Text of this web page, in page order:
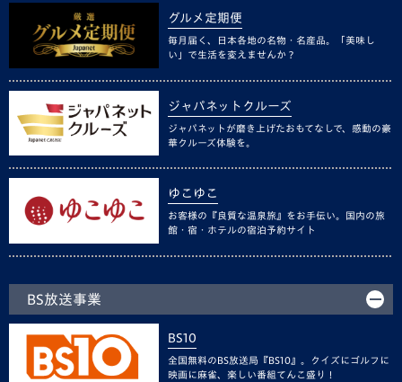
グルメ定期便
毎月届く、日本各地の名物・名産品。「美味し
い」で生活を変えませんか？
ジャパネットクルーズ
ジャパネットが磨き上げたおもてなしで、感動の豪
華クルーズ体験を。
ゆこゆこ
お客様の『良質な温泉旅』をお手伝い。国内の旅
館・宿・ホテルの宿泊予約サイト
BS放送事業
BS10
全国無料のBS放送局『BS10』。クイズにゴルフに
映画に麻雀、楽しい番組てんこ盛り！